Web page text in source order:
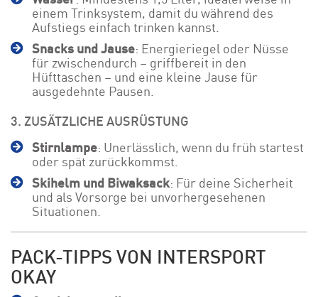
einem Trinksystem, damit du während des
Aufstiegs einfach trinken kannst.
Snacks und Jause: Energieriegel oder Nüsse
für zwischendurch – griffbereit in den
Hüfttaschen – und eine kleine Jause für
ausgedehnte Pausen.
3. ZUSÄTZLICHE AUSRÜSTUNG
Stirnlampe: Unerlässlich, wenn du früh startest
oder spät zurückkommst.
Skihelm und Biwaksack: Für deine Sicherheit
und als Vorsorge bei unvorhergesehenen
Situationen.
PACK-TIPPS VON INTERSPORT
OKAY